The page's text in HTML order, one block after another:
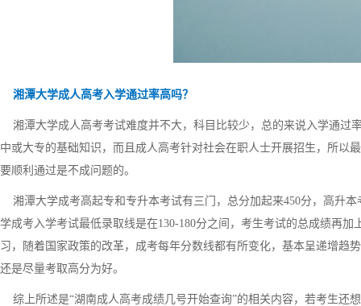
湘潭大学成人高考入学通过率高吗？
湘潭大学成人高考考试难度并不大，科目比较少，总的来说入学通过
中或大专的基础知识，而且成人高考针对社会在职人士开展招生，所以
要顺利通过是不成问题的。
湘潭大学成考高起专和专升本考试有三门，总分加起来450分，高升
学成考入学考试最低录取线是在130-180分之间，考生考试的总成绩再
习，随着国家政策的改革，成考每年分数线都有所变化，基本呈递增趋
还是尽量考取高分为好。
综上所述是“湖南成人高考成绩几号开始查询”的相关内容，若考生还